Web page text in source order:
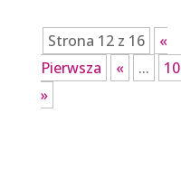
Strona 12 z 16
«
Pierwsza
« ... 10
»